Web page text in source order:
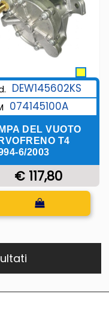
DEW145602KS
074145100A
DEL VUOTO
T4
6/2003
€ 117,80
Quantità